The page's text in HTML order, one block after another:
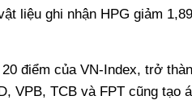
liệu ghi nhận HPG giảm
điểm của VN-Index, trở
VPB, TCB và FPT cũng tạo